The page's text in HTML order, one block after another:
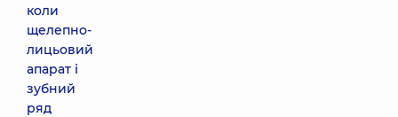
коли
щелепно-
лицьовий
апарат і
зубний
ряд